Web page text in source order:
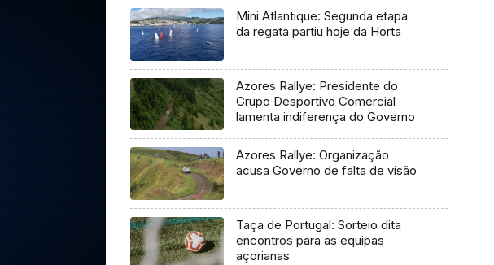
Mini Atlantique: Segunda etapa
da regata partiu hoje da Horta
Azores Rallye: Presidente do
Grupo Desportivo Comercial
lamenta indiferença do Governo
Azores Rallye: Organização
acusa Governo de falta de visão
Taça de Portugal: Sorteio dita
encontros para as equipas
açorianas